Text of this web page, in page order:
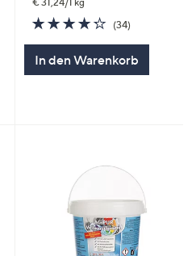
4.3
von
(34)34
In den Warenkorb